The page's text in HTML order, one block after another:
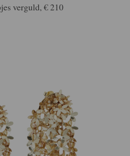
verguld, € 210